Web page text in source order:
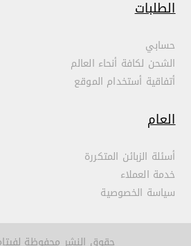
الطلبات
حسابي
الشحن لكافة أنحاء العالم
أتفاقية أستخدام الموقع
العام
أسئلة الزبائن المتكررة
خدمة العملاء
سياسة الخصوصية
حقوق النشر محفوظة